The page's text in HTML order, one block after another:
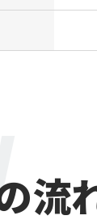
流